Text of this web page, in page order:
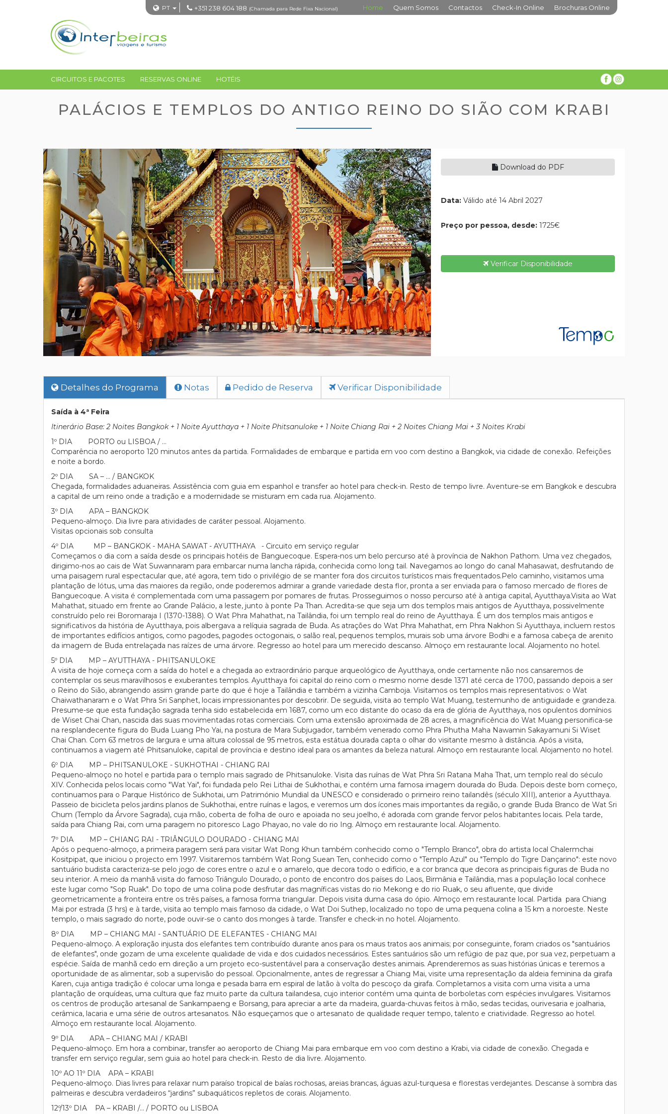
PT +351 238 604 188 (Chamada para Rede Fixa Nacional) Home Quem Somos Contactos Check-In Online Brochuras Online
CIRCUITOS E PACOTES RESERVAS ONLINE HOTÉIS
PALÁCIOS E TEMPLOS DO ANTIGO REINO DO SIÃO COM KRABI
Download do PDF
Data: Válido até 14 Abril 2027
Preço por pessoa, desde: 1725€
Verificar Disponibilidade
Detalhes do Programa Notas Pedido de Reserva Verificar Disponibilidade
Saída à 4ª Feira
Itinerário Base: 2 Noites Bangkok + 1 Noite Ayutthaya + 1 Noite Phitsanuloke + 1 Noite Chiang Rai + 2 Noites Chiang Mai + 3 Noites Krabi
1º DIA PORTO ou LISBOA / …
Comparência no aeroporto 120 minutos antes da partida. Formalidades de embarque e partida em voo com destino a Bangkok, via cidade de conexão. Refeições
e noite a bordo.
2º DIA SA – … / BANGKOK
Chegada, formalidades aduaneiras. Assistência com guia em espanhol e transfer ao hotel para check-in. Resto de tempo livre. Aventure-se em Bangkok e descubra
a capital de um reino onde a tradição e a modernidade se misturam em cada rua. Alojamento.
3º DIA APA – BANGKOK
Pequeno-almoço. Dia livre para atividades de caráter pessoal. Alojamento.
Visitas opcionais sob consulta
4º DIA MP – BANGKOK - MAHA SAWAT - AYUTTHAYA - Circuito em serviço regular
Começamos o dia com a saída desde os principais hotéis de Banguecoque. Espera-nos um belo percurso até à província de Nakhon Pathom. Uma vez chegados,
dirigimo-nos ao cais de Wat Suwannaram para embarcar numa lancha rápida, conhecida como long tail. Navegamos ao longo do canal Mahasawat, desfrutando de
uma paisagem rural espectacular que, até agora, tem tido o privilégio de se manter fora dos circuitos turísticos mais frequentados.Pelo caminho, visitamos uma
plantação de lótus, uma das maiores da região, onde poderemos admirar a grande variedade desta flor, pronta a ser enviada para o famoso mercado de flores de
Banguecoque. A visita é complementada com uma passagem por pomares de frutas. Prosseguimos o nosso percurso até à antiga capital, Ayutthaya.Visita ao Wat
Mahathat, situado em frente ao Grande Palácio, a leste, junto à ponte Pa Than. Acredita-se que seja um dos templos mais antigos de Ayutthaya, possivelmente
construído pelo rei Boromaraja I (1370-1388). O Wat Phra Mahathat, na Tailândia, foi um templo real do reino de Ayutthaya. É um dos templos mais antigos e
significativos da história de Ayutthaya, pois albergava a relíquia sagrada de Buda. As atrações do Wat Phra Mahathat, em Phra Nakhon Si Ayutthaya, incluem restos
de importantes edifícios antigos, como pagodes, pagodes octogonais, o salão real, pequenos templos, murais sob uma árvore Bodhi e a famosa cabeça de arenito
da imagem de Buda entrelaçada nas raízes de uma árvore. Regresso ao hotel para um merecido descanso. Almoço em restaurante local. Alojamento no hotel.
5º DIA MP – AYUTTHAYA - PHITSANULOKE
A visita de hoje começa com a saída do hotel e a chegada ao extraordinário parque arqueológico de Ayutthaya, onde certamente não nos cansaremos de
contemplar os seus maravilhosos e exuberantes templos. Ayutthaya foi capital do reino com o mesmo nome desde 1371 até cerca de 1700, passando depois a ser
o Reino do Sião, abrangendo assim grande parte do que é hoje a Tailândia e também a vizinha Camboja. Visitamos os templos mais representativos: o Wat
Chaiwathanaram e o Wat Phra Sri Sanphet, locais impressionantes por descobrir. De seguida, visita ao templo Wat Muang, testemunho de antiguidade e grandeza.
Presume-se que esta fundação sagrada tenha sido estabelecida em 1687, como um eco distante do ocaso da era de glória de Ayutthaya, nos opulentos domínios
de Wiset Chai Chan, nascida das suas movimentadas rotas comerciais. Com uma extensão aproximada de 28 acres, a magnificência do Wat Muang personifica-se
na resplandecente figura do Buda Luang Pho Yai, na postura de Mara Subjugador, também venerado como Phra Phutha Maha Nawamin Sakayamuni Si Wiset
Chai Chan. Com 63 metros de largura e uma altura colossal de 95 metros, esta estátua dourada capta o olhar do visitante mesmo à distância. Após a visita,
continuamos a viagem até Phitsanuloke, capital de província e destino ideal para os amantes da beleza natural. Almoço em restaurante local. Alojamento no hotel.
6º DIA MP – PHITSANULOKE - SUKHOTHAI - CHIANG RAI
Pequeno-almoço no hotel e partida para o templo mais sagrado de Phitsanuloke. Visita das ruínas de Wat Phra Sri Ratana Maha That, um templo real do século
XIV. Conhecida pelos locais como "Wat Yai", foi fundada pelo Rei Lithai de Sukhothai, e contém uma famosa imagem dourada do Buda. Depois deste bom começo,
continuamos para o Parque Histórico de Sukhotai, um Património Mundial da UNESCO e considerado o primeiro reino tailandês (século XIII), anterior a Ayutthaya.
Passeio de bicicleta pelos jardins planos de Sukhothai, entre ruínas e lagos, e veremos um dos ícones mais importantes da região, o grande Buda Branco de Wat Sri
Chum (Templo da Árvore Sagrada), cuja mão, coberta de folha de ouro e apoiada no seu joelho, é adorada com grande fervor pelos habitantes locais. Pela tarde,
saída para Chiang Rai, com uma paragem no pitoresco Lago Phayao, no vale do rio Ing. Almoço em restaurante local. Alojamento.
7º DIA MP – CHIANG RAI - TRIÂNGULO DOURADO - CHIANG MAI
Após o pequeno-almoço, a primeira paragem será para visitar Wat Rong Khun também conhecido como o "Templo Branco", obra do artista local Chalermchai
Kositpipat, que iniciou o projecto em 1997. Visitaremos também Wat Rong Suean Ten, conhecido como o "Templo Azul" ou "Templo do Tigre Dançarino": este novo
santuário budista caracteriza-se pelo jogo de cores entre o azul e o amarelo, que decora todo o edifício, e a cor branca que decora as principais figuras de Buda no
seu interior. A meio da manhã visita do famoso Triângulo Dourado, o ponto de encontro dos países do Laos, Birmânia e Tailândia, mas a população local conhece
este lugar como "Sop Ruak". Do topo de uma colina pode desfrutar das magníficas vistas do rio Mekong e do rio Ruak, o seu afluente, que divide
geometricamente a fronteira entre os três países, a famosa forma triangular. Depois visita duma casa do ópio. Almoço em restaurante local. Partida para Chiang
Mai por estrada (3 hrs) e à tarde, visita ao templo mais famoso da cidade, o Wat Doi Suthep, localizado no topo de uma pequena colina a 15 km a noroeste. Neste
templo, o mais sagrado do norte, pode ouvir-se o canto dos monges à tarde. Transfer e check-in no hotel. Alojamento.
8º DIA MP – CHIANG MAI - SANTUÁRIO DE ELEFANTES - CHIANG MAI
Pequeno-almoço. A exploração injusta dos elefantes tem contribuído durante anos para os maus tratos aos animais; por conseguinte, foram criados os "santuários
de elefantes", onde gozam de uma excelente qualidade de vida e dos cuidados necessários. Estes santuários são um refúgio de paz que, por sua vez, perpetuam a
espécie. Saída de manhã cedo em direção a um projeto eco-sustentável para a conservação destes animais. Aprenderemos as suas histórias únicas e teremos a
oportunidade de as alimentar, sob a supervisão do pessoal. Opcionalmente, antes de regressar a Chiang Mai, visite uma representação da aldeia feminina da girafa
Karen, cuja antiga tradição é colocar uma longa e pesada barra em espiral de latão à volta do pescoço da girafa. Completamos a visita com uma visita a uma
plantação de orquídeas, uma cultura que faz muito parte da cultura tailandesa, cujo interior contém uma quinta de borboletas com espécies invulgares. Visitamos
os centros de produção artesanal de Sankampaeng e Borsang, para apreciar a arte da madeira, guarda-chuvas feitos à mão, sedas tecidas, ourivesaria e joalharia,
cerâmica, lacaria e uma série de outros artesanatos. Não esqueçamos que o artesanato de qualidade requer tempo, talento e criatividade. Regresso ao hotel.
Almoço em restaurante local. Alojamento.
9º DIA APA – CHIANG MAI / KRABI
Pequeno-almoço. Em hora a combinar, transfer ao aeroporto de Chiang Mai para embarque em voo com destino a Krabi, via cidade de conexão. Chegada e
transfer em serviço regular, sem guia ao hotel para check-in. Resto de dia livre. Alojamento.
10º AO 11º DIA APA – KRABI
Pequeno-almoço. Dias livres para relaxar num paraíso tropical de baías rochosas, areias brancas, águas azul-turquesa e florestas verdejantes. Descanse à sombra das
palmeiras e descubra verdadeiros “jardins” subaquáticos repletos de corais. Alojamento.
12º/13º DIA PA – KRABI /… / PORTO ou LISBOA